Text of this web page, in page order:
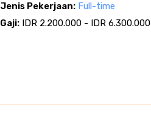
Jenis Pekerjaan: Full-time
Gaji: IDR 2.200.000 - IDR 6.300.000